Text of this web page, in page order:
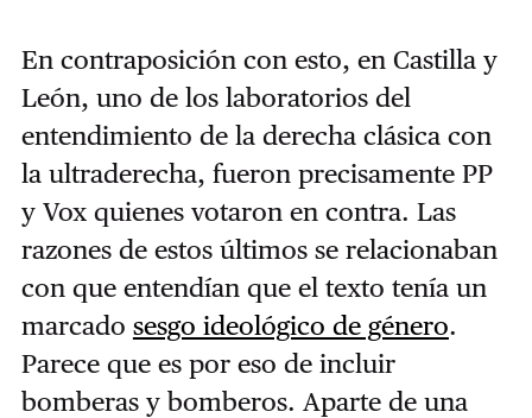
En contraposición con esto, en Castilla y
León, uno de los laboratorios del
entendimiento de la derecha clásica con
la ultraderecha, fueron precisamente PP
y Vox quienes votaron en contra. Las
razones de estos últimos se relacionaban
con que entendían que el texto tenía un
marcado sesgo ideológico de género.
Parece que es por eso de incluir
bomberas y bomberos. Aparte de una